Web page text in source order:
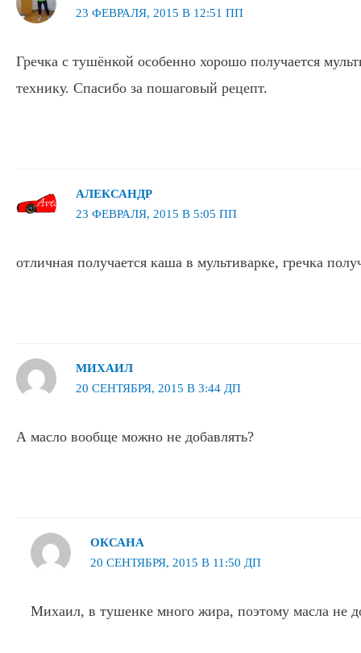
23 ФЕВРАЛЯ, 2015 В 12:51 ПП
Гречка с тушёнкой особенно хорошо получается
технику. Спасибо за пошаговый рецепт.
АЛЕКСАНДР
23 ФЕВРАЛЯ, 2015 В 5:05 ПП
отличная получается каша в мультиварке, гречка
МИХАИЛ
20 СЕНТЯБРЯ, 2015 В 3:44 ДП
А масло вообще можно не добавлять?
ОКСАНА
20 СЕНТЯБРЯ, 2015 В 11:50 ДП
Михаил, в тушенке много жира, поэтому масла не